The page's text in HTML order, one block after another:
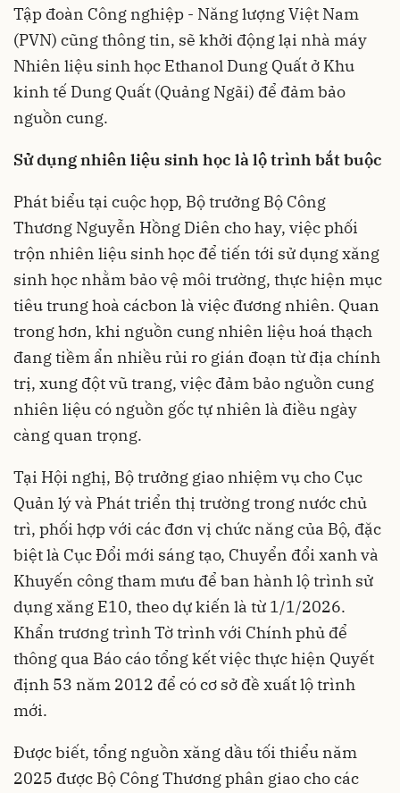
Tập đoàn Công nghiệp - Năng lượng Việt Nam
(PVN) cũng thông tin, sẽ khởi động lại nhà máy
Nhiên liệu sinh học Ethanol Dung Quất ở Khu
kinh tế Dung Quất (Quảng Ngãi) để đảm bảo
nguồn cung.
Sử dụng nhiên liệu sinh học là lộ trình bắt buộc
Phát biểu tại cuộc họp, Bộ trưởng Bộ Công
Thương Nguyễn Hồng Diên cho hay, việc phối
trộn nhiên liệu sinh học để tiến tới sử dụng xăng
sinh học nhằm bảo vệ môi trường, thực hiện mục
tiêu trung hoà cácbon là việc đương nhiên. Quan
trong hơn, khi nguồn cung nhiên liệu hoá thạch
đang tiềm ẩn nhiều rủi ro gián đoạn từ địa chính
trị, xung đột vũ trang, việc đảm bảo nguồn cung
nhiên liệu có nguồn gốc tự nhiên là điều ngày
càng quan trọng.
Tại Hội nghị, Bộ trưởng giao nhiệm vụ cho Cục
Quản lý và Phát triển thị trường trong nước chủ
trì, phối hợp với các đơn vị chức năng của Bộ, đặc
biệt là Cục Đổi mới sáng tạo, Chuyển đổi xanh và
Khuyến công tham mưu để ban hành lộ trình sử
dụng xăng E10, theo dự kiến là từ 1/1/2026.
Khẩn trương trình Tờ trình với Chính phủ để
thông qua Báo cáo tổng kết việc thực hiện Quyết
định 53 năm 2012 để có cơ sở đề xuất lộ trình
mới.
Được biết, tổng nguồn xăng dầu tối thiểu năm
2025 được Bộ Công Thương phân giao cho các